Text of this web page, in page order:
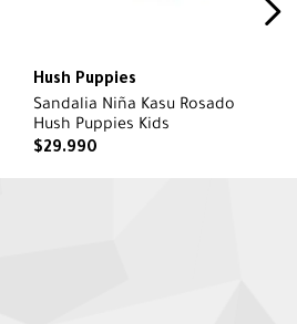
Hush Puppies
Sandalia Niña Kasu Rosado
Hush Puppies Kids
$29.990